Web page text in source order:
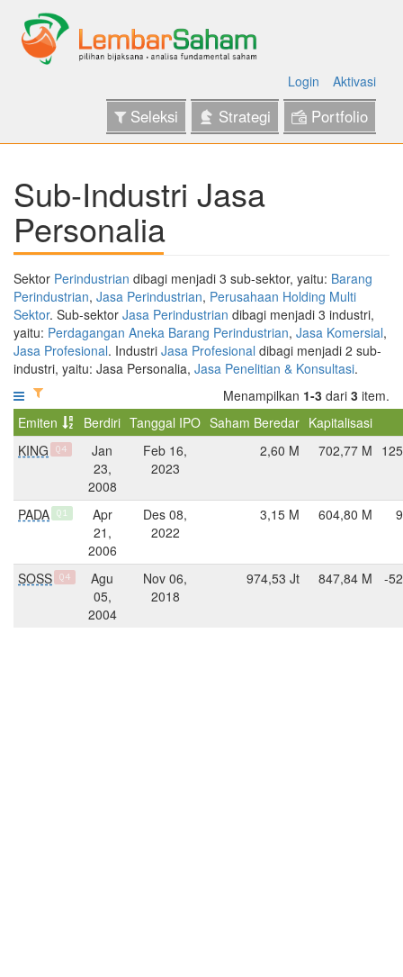
Login Aktivasi
Seleksi Strategi Portfolio
Sub-Industri Jasa
Personalia
Sektor Perindustrian dibagi menjadi 3 sub-sektor, yaitu: Barang
Perindustrian, Jasa Perindustrian, Perusahaan Holding Multi
Sektor. Sub-sektor Jasa Perindustrian dibagi menjadi 3 industri,
yaitu: Perdagangan Aneka Barang Perindustrian, Jasa Komersial,
Jasa Profesional. Industri Jasa Profesional dibagi menjadi 2 sub-
industri, yaitu: Jasa Personalia, Jasa Penelitian & Konsultasi.
Menampilkan 1-3 dari 3 item.
Emiten
Berdiri Tanggal IPO Saham Beredar Kapitalisasi
KING
Q4
Jan
23,
2008
Feb 16,
2023
2,60 M 702,77 M
PADA Q1
Apr
21,
2006
Des 08,
2022
3,15 M 604,80 M
SOSS Q4
Agu
05,
2004
Nov 06,
2018
974,53 Jt 847,84 M -